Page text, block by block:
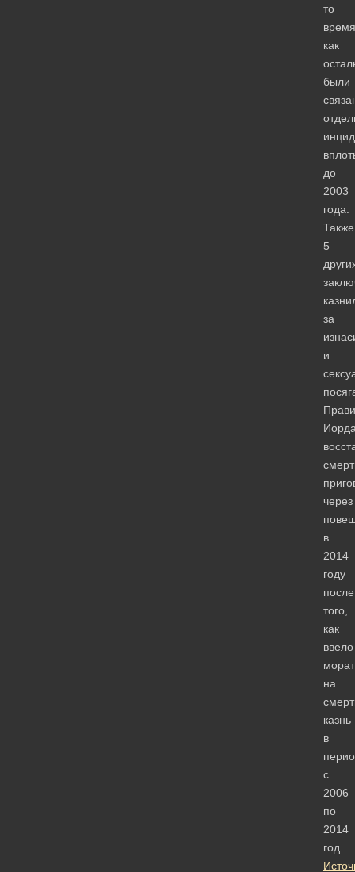
то
время
как
были
до
2003
года.
Также
5
за
и
через
в
2014
году
после
того,
как
ввело
на
казнь
в
с
2006
по
2014
год.